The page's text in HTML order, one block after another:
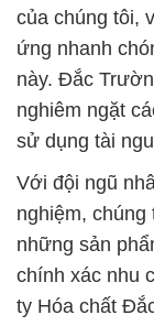
của chúng tôi,
ứng nhanh
này. Đắc
nghiêm ngặt
sử dụng tài
Với đội ngũ
nghiệm, chúng
những sản
chính xác nhu
ty Hóa chất